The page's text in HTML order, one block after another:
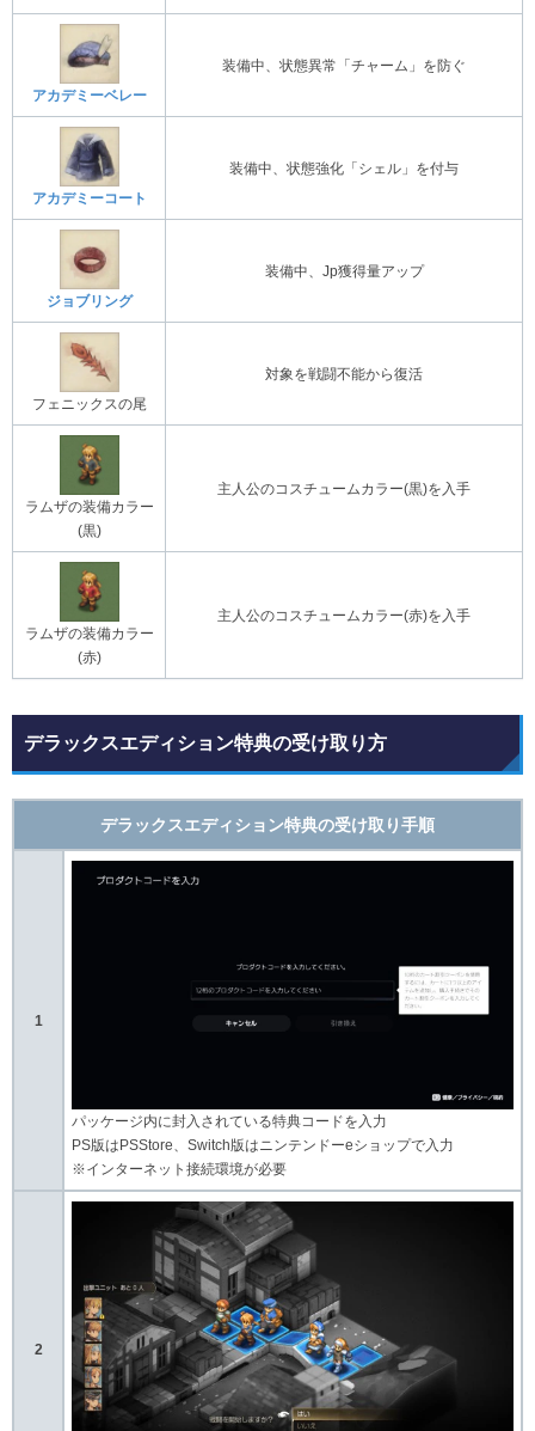
アカデミーベレー
装備中、状態異常「チャーム」を防ぐ
アカデミーコート
装備中、状態強化「シェル」を付与
ジョブリング
装備中、Jp獲得量アップ
フェニックスの尾
対象を戦闘不能から復活
ラムザの装備カラー
(黒)
主人公のコスチュームカラー(黒)を入手
ラムザの装備カラー
(赤)
主人公のコスチュームカラー(赤)を入手
デラックスエディション特典の受け取り方
デラックスエディション特典の受け取り手順
1
パッケージ内に封入されている特典コードを入力
PS版はPSStore、Switch版はニンテンドーeショップで入力
※インターネット接続環境が必要
2